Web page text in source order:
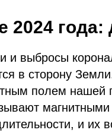
2024 года:
и выбросы
в сторону
полем нашей
и их